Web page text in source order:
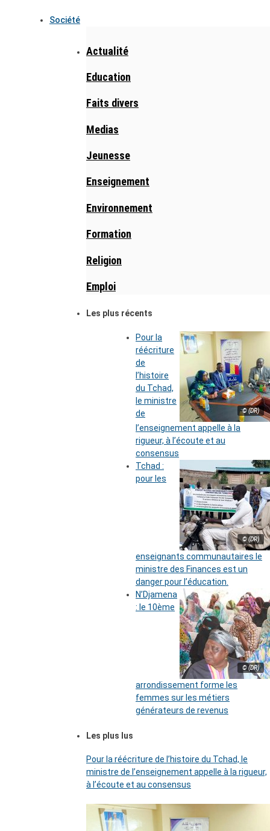
Société
Actualité
Education
Faits divers
Medias
Jeunesse
Enseignement
Environnement
Formation
Religion
Emploi
Les plus récents
© (DR)
Pour la
réécriture
de
l’histoire
du Tchad,
le ministre
de
l’enseignement appelle à la
rigueur, à l’écoute et au
consensus
© (DR)
Tchad :
pour les
enseignants communautaires le
ministre des Finances est un
danger pour l’éducation.
© (DR)
N’Djamena
: le 10ème
arrondissement forme les
femmes sur les métiers
générateurs de revenus
Les plus lus
Pour la réécriture de l’histoire du Tchad, le
ministre de l’enseignement appelle à la rigueur,
à l’écoute et au consensus